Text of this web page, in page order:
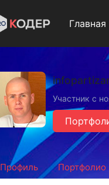
Главная
Участник с
Профиль Портфолио